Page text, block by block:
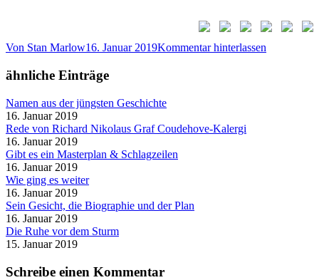
Von Stan Marlow16. Januar 2019Kommentar hinterlassen
ähnliche Einträge
Namen aus der jüngsten Geschichte
16. Januar 2019
Rede von Richard Nikolaus Graf Coudehove-Kalergi
16. Januar 2019
Gibt es ein Masterplan & Schlagzeilen
16. Januar 2019
Wie ging es weiter
16. Januar 2019
Sein Gesicht, die Biographie und der Plan
16. Januar 2019
Die Ruhe vor dem Sturm
15. Januar 2019
Schreibe einen Kommentar